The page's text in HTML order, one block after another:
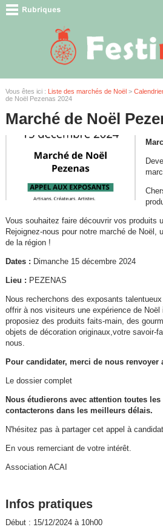
Vous êtes ici : Liste des marchés de Noël>
de Noël Pezenas 2024
Marché de Noël
Vous souhaitez faire découvrir vos produits
Rejoignez-nous pour notre marché de Noël,
de la région !
Dates : Dimanche 15 décembre 2024
Lieu : PEZENAS
Nous recherchons des exposants
offrir à nos visiteurs une expérience de Noël
proposiez des produits faits-main, des
objets de décoration originaux,votre savoir-
nous.
Pour candidater, merci de nous renvoyer
Le dossier complet
Nous étudierons avec attention toutes
contacterons dans les meilleurs délais.
N'hésitez pas à partager cet appel à
En vous remerciant de votre intérêt.
Association ACAI
Infos pratiques
Début : 15/12/2024 à 10h00